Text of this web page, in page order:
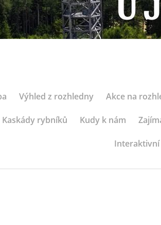
Výhled z rozhledny Akce na
Kaskády rybníků Kudy k nám